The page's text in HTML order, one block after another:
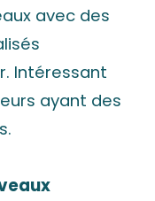
avec des
Intéressant
ayant des